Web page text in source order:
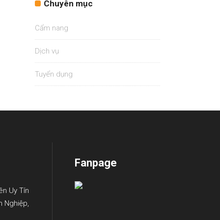
Chuyên mục
Cẩm nang
Dịch vụ
Tuyển dụng
Uy Tín
Nghiệp,
Fanpage